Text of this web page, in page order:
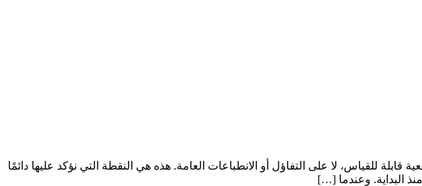
للقياس، لا على التفاؤل أو الانطباعات العامة. هذه هي النقطة التي نؤكد عليها دائمًا
البداية. وعندما […]